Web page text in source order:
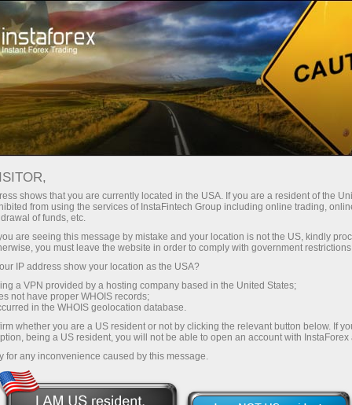
للمبتدئين معلومات مفيدة
المؤشرات الفنية
مؤشر الباربوليك سار: وصفه وإعداداته وتطبيقه
مؤشر الباربوليك سار: وصفه وإعداداته
وتطبيقه
هو المؤشر الفني الرامي إلى تحليل
اتجاهات السوق. عادة ما يقع المؤشر فوق السعر على
الرسم البياني عندما يسود الاتجاه الهبوطي في السوق.
وبالعكس، يبقى الباربوليك سار أسفل السعر عندما يسود
الاتجاه الصعودي في السوق.
shows that you are currently located in the USA. If you are a resident of the
from using the services of InstaFintech Group including online trading,
of funds, etc.
are seeing this message by mistake and your location is not the US, kindly
you must leave the website in order to comply with government
IP address show your location as the USA?
a VPN provided by a hosting company based in the United States;
not have proper WHOIS records;
in the WHOIS geolocation database.
whether you are a US resident or not by clicking the relevant button below. If
being a US resident, you will not be able to open an account with InstaForex
for any inconvenience caused by this message.